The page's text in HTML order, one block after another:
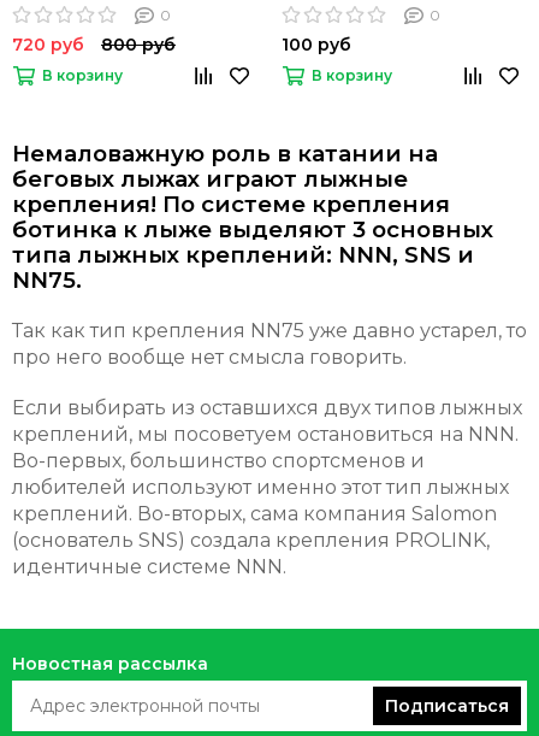
0
720 руб 800 руб
В корзину
6х14mm)
0
100 руб
В корзину
Немаловажную роль в катании на
беговых лыжах играют лыжные
крепления! По системе крепления
ботинка к лыже выделяют 3 основных
типа лыжных креплений: NNN, SNS и
NN75.
Так как тип крепления NN75 уже давно устарел, то
про него вообще нет смысла говорить.
Если выбирать из оставшихся двух типов лыжных
креплений, мы посоветуем остановиться на NNN.
Во-первых, большинство спортсменов и
любителей используют именно этот тип лыжных
креплений. Во-вторых, сама компания Salomon
(основатель SNS) создала крепления PROLINK,
идентичные системе NNN.
Новостная рассылка
Подписаться